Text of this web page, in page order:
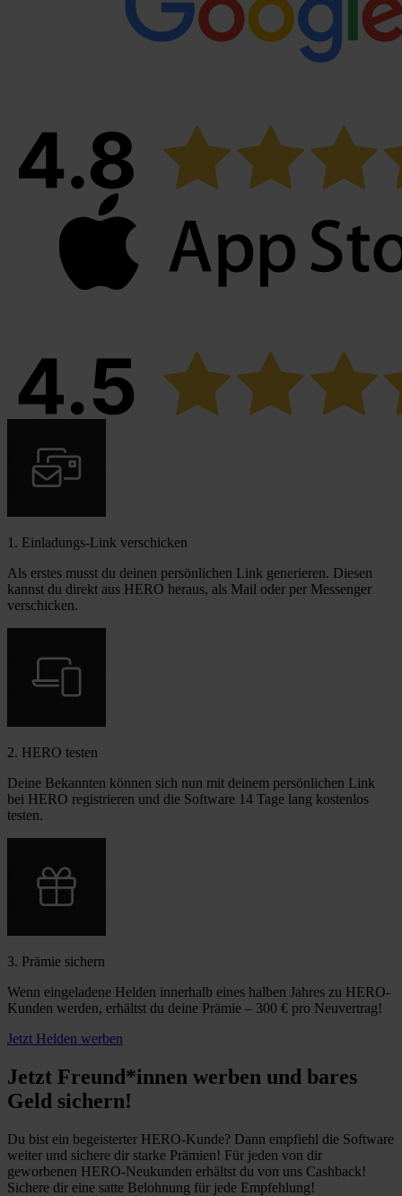
1. Einladungs-Link verschicken
Als erstes musst du deinen persönlichen Link generieren. Diesen
kannst du direkt aus HERO heraus, als Mail oder per Messenger
verschicken.
2. HERO testen
Deine Bekannten können sich nun mit deinem persönlichen Link
bei HERO registrieren und die Software 14 Tage lang kostenlos
testen.
3. Prämie sichern
Wenn eingeladene Helden innerhalb eines halben Jahres zu HERO-
Kunden werden, erhältst du deine Prämie – 300 € pro Neuvertrag!
Jetzt Helden werben
Jetzt Freund*innen werben und bares
Geld sichern!
Du bist ein begeisterter HERO-Kunde? Dann empfiehl die Software
weiter und sichere dir starke Prämien! Für jeden von dir
geworbenen HERO-Neukunden erhältst du von uns Cashback!
Sichere dir eine satte Belohnung für jede Empfehlung!